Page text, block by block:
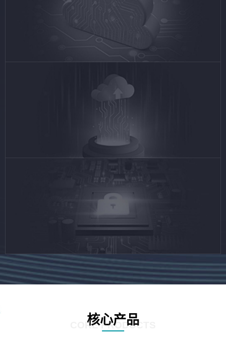
核心产品
CORE PRODUCTS